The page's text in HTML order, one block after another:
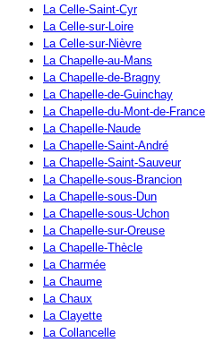
La Celle-Saint-Cyr
La Celle-sur-Loire
La Celle-sur-Nièvre
La Chapelle-au-Mans
La Chapelle-de-Bragny
La Chapelle-de-Guinchay
La Chapelle-du-Mont-de-France
La Chapelle-Naude
La Chapelle-Saint-André
La Chapelle-Saint-Sauveur
La Chapelle-sous-Brancion
La Chapelle-sous-Dun
La Chapelle-sous-Uchon
La Chapelle-sur-Oreuse
La Chapelle-Thècle
La Charmée
La Chaume
La Chaux
La Clayette
La Collancelle